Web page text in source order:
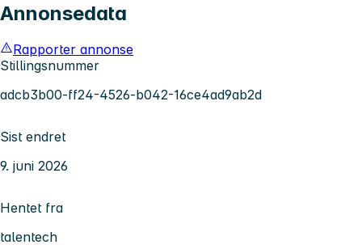
Annonsedata
Rapporter annonse
Stillingsnummer
adcb3b00-ff24-4526-b042-16ce4ad9ab2d
Sist endret
9. juni 2026
Hentet fra
talentech